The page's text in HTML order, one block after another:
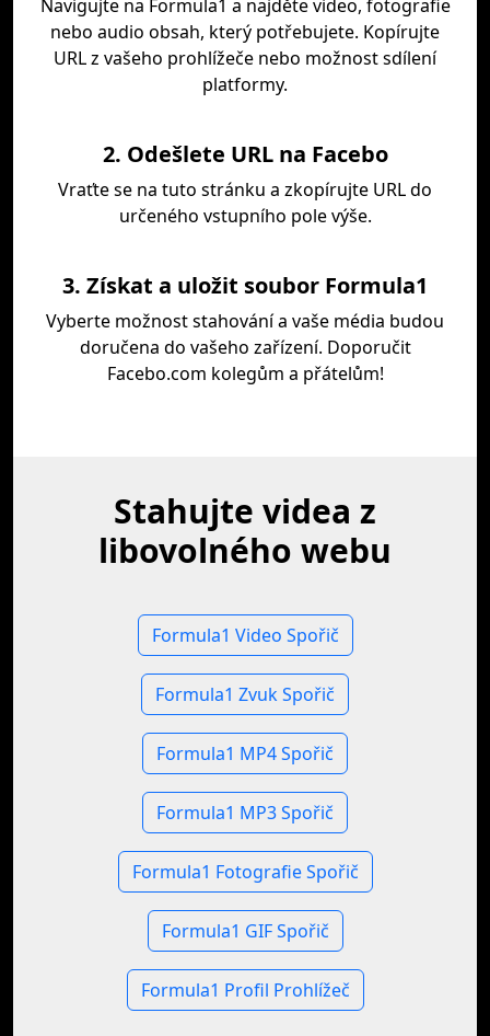
Navigujte na Formula1 a najděte video, fotografie
nebo audio obsah, který potřebujete. Kopírujte
URL z vašeho prohlížeče nebo možnost sdílení
platformy.
2. Odešlete URL na Facebo
Vraťte se na tuto stránku a zkopírujte URL do
určeného vstupního pole výše.
3. Získat a uložit soubor Formula1
Vyberte možnost stahování a vaše média budou
doručena do vašeho zařízení. Doporučit
Facebo.com kolegům a přátelům!
Stahujte videa z
libovolného webu
Formula1 Video Spořič
Formula1 Zvuk Spořič
Formula1 MP4 Spořič
Formula1 MP3 Spořič
Formula1 Fotografie Spořič
Formula1 GIF Spořič
Formula1 Profil Prohlížeč